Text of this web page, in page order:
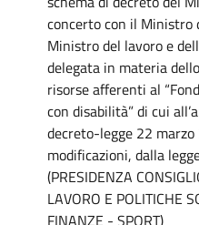
concerto con il Ministro
Ministro del lavoro e
delegata in materia
risorse afferenti al
con disabilità” di cui
decreto-legge 22
modificazioni, dalla
(PRESIDENZA
LAVORO E POLITICHE
FINANZE - SPORT)